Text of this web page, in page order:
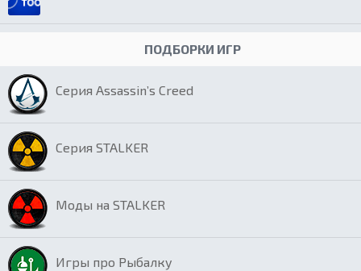
ПОДБОРКИ ИГР
Серия Assassin’s Creed
Серия STALKER
Моды на STALKER
Игры про Рыбалку